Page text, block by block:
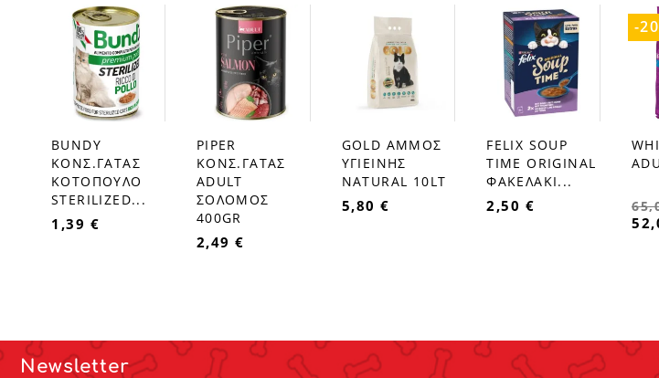
favorite_border
BUNDY
ΚΟΝΣ.ΓΑΤΑΣ
ΚΟΤΟΠΟΥΛΟ
STERILIZED...
1,39 €
favorite_border
PIPER
ΚΟΝΣ.ΓΑΤΑΣ
ADULT
ΣΟΛΟΜΟΣ
400GR
2,49 €
favorite_border
GOLD ΑΜΜΟΣ
ΥΓΙΕΙΝΗΣ
NATURAL 10LT
5,80 €
favorite_border
FELIX SOUP
ΤΙΜΕ ΟRIGINAL
ΦΑΚΕΛΑΚΙ...
2,50 €
favorite_border
-
Newsletter